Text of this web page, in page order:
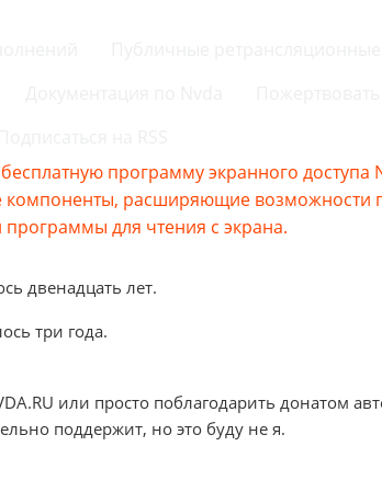
программу экранного доступа
компоненты, расширяющие
для чтения с экрана.
двенадцать лет.
три года.
или просто поблагодарить донатом
поддержит, но это буду не я.